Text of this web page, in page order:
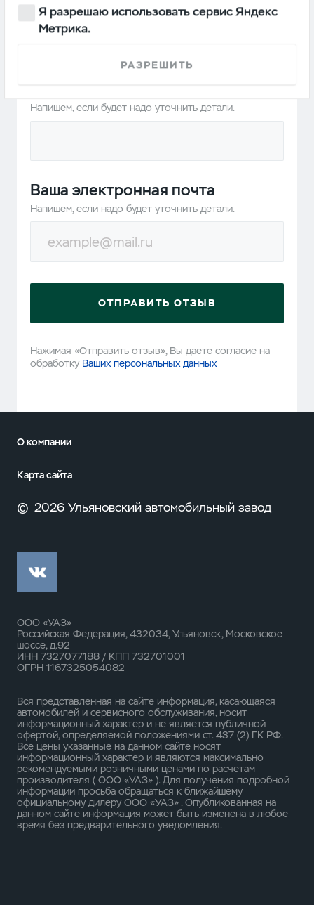
Напишем, если будет надо уточнить детали.
Ваша электронная почта
Напишем, если надо будет уточнить детали.
ОТПРАВИТЬ ОТЗЫВ
Нажимая «Отправить отзыв», Вы даете согласие на
обработку Ваших персональных данных
О компании
Карта сайта
© 2026 Ульяновский автомобильный завод
ООО «УАЗ»
Российская Федерация, 432034, Ульяновск, Московское
шоссе, д.92
ИНН 7327077188 / КПП 732701001
ОГРН 1167325054082
Вся представленная на сайте информация, касающаяся
автомобилей и сервисного обслуживания, носит
информационный характер и не является публичной
офертой, определяемой положениями ст. 437 (2) ГК РФ.
Все цены указанные на данном сайте носят
информационный характер и являются максимально
рекомендуемыми розничными ценами по расчетам
производителя ( ООО «УАЗ» ). Для получения подробной
информации просьба обращаться к ближайшему
официальному дилеру ООО «УАЗ» . Опубликованная на
данном сайте информация может быть изменена в любое
время без предварительного уведомления.
Я разрешаю использовать сервис Яндекс
Метрика.
РАЗРЕШИТЬ